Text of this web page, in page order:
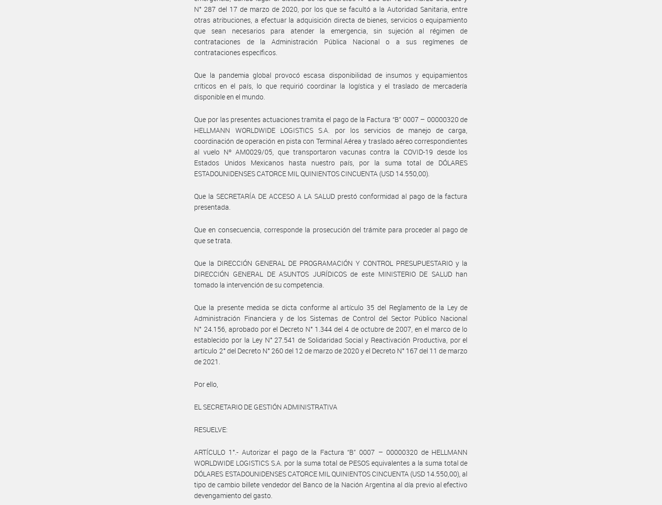
N° 287 del 17 de marzo de 2020, por los que se facultó a la Autoridad Sanitaria, entre
otras atribuciones, a efectuar la adquisición directa de bienes, servicios o equipamiento
que sean necesarios para atender la emergencia, sin sujeción al régimen de
contrataciones de la Administración Pública Nacional o a sus regímenes de
contrataciones específicos.
Que la pandemia global provocó escasa disponibilidad de insumos y equipamientos
críticos en el país, lo que requirió coordinar la logística y el traslado de mercadería
disponible en el mundo.
Que por las presentes actuaciones tramita el pago de la Factura “B” 0007 – 00000320 de
HELLMANN WORLDWIDE LOGISTICS S.A. por los servicios de manejo de carga,
coordinación de operación en pista con Terminal Aérea y traslado aéreo correspondientes
al vuelo Nº AM0029/05, que transportaron vacunas contra la COVID-19 desde los
Estados Unidos Mexicanos hasta nuestro país, por la suma total de DÓLARES
ESTADOUNIDENSES CATORCE MIL QUINIENTOS CINCUENTA (USD 14.550,00).
Que la SECRETARÍA DE ACCESO A LA SALUD prestó conformidad al pago de la factura
presentada.
Que en consecuencia, corresponde la prosecución del trámite para proceder al pago de
que se trata.
Que la DIRECCIÓN GENERAL DE PROGRAMACIÓN Y CONTROL PRESUPUESTARIO y la
DIRECCIÓN GENERAL DE ASUNTOS JURÍDICOS de este MINISTERIO DE SALUD han
tomado la intervención de su competencia.
Que la presente medida se dicta conforme al artículo 35 del Reglamento de la Ley de
Administración Financiera y de los Sistemas de Control del Sector Público Nacional
N° 24.156, aprobado por el Decreto N° 1.344 del 4 de octubre de 2007, en el marco de lo
establecido por la Ley N° 27.541 de Solidaridad Social y Reactivación Productiva, por el
artículo 2° del Decreto N° 260 del 12 de marzo de 2020 y el Decreto N° 167 del 11 de marzo
de 2021.
Por ello,
EL SECRETARIO DE GESTIÓN ADMINISTRATIVA
RESUELVE:
ARTÍCULO 1°.- Autorizar el pago de la Factura “B” 0007 – 00000320 de HELLMANN
WORLDWIDE LOGISTICS S.A. por la suma total de PESOS equivalentes a la suma total de
DÓLARES ESTADOUNIDENSES CATORCE MIL QUINIENTOS CINCUENTA (USD 14.550,00), al
tipo de cambio billete vendedor del Banco de la Nación Argentina al día previo al efectivo
devengamiento del gasto.